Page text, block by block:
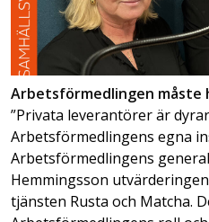
Arbetsförmedlingen måste
”Privata leverantörer är
Arbetsförmedlingens egna
Arbetsförmedlingens
Hemmingsson
tjänsten Rusta och Matcha.